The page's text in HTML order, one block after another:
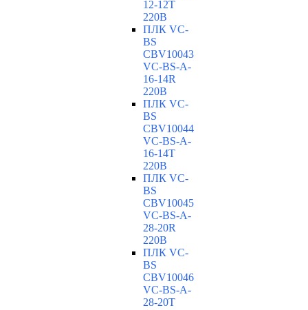
12-12T
220В
ПЛК VC-
BS
CBV10043
VC-ВS-A-
16-14R
220В
ПЛК VC-
BS
CBV10044
VC-ВS-A-
16-14T
220В
ПЛК VC-
BS
CBV10045
VC-ВS-A-
28-20R
220В
ПЛК VC-
BS
CBV10046
VC-ВS-A-
28-20T